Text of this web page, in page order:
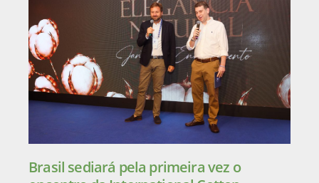
Brasil sediará pela primeira vez o